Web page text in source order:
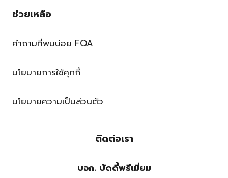
ช่วยเหลือ
คำถามที่พบบ่อย FQA
นโยบายการใช้คุกกี้
นโยบายความเป็นส่วนตัว
ติดต่อเรา
บจก. บัดดี้พรีเมี่ยม